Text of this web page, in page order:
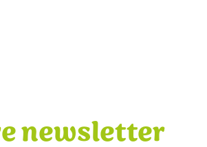
newsletter